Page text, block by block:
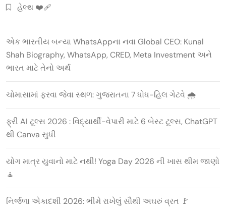
હેલ્થ ❤️‍🩹
એક ભારતીય બન્યા WhatsAppના નવા Global CEO: Kunal
Shah Biography, WhatsApp, CRED, Meta Investment અને
ભારત માટે તેનો અર્થ
ચોમાસામાં ફરવા જેવા સ્થળ: ગુજરાતના 7 ધોધ-હિલ ગેટવે 🌧️
ફ્રી AI ટૂલ્સ 2026 : વિદ્યાર્થી-વેપારી માટે 6 બેસ્ટ ટૂલ્સ, ChatGPT
થી Canva સુધી
યોગ માત્ર યુવાનો માટે નથી! Yoga Day 2026 ની ખાસ થીમ જાણો
🧘
નિર્જળા એકાદશી 2026: ભીમે રાખેલું સૌથી અઘરું વ્રત 🚩